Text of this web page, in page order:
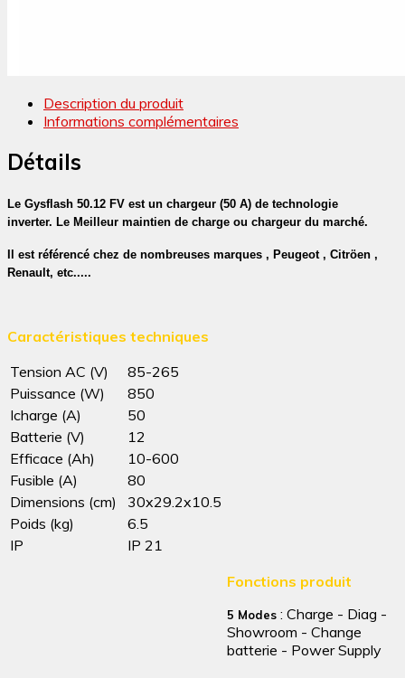
Description du produit
Informations complémentaires
Détails
Le Gysflash 50.12 FV est un chargeur (50 A) de technologie
inverter. Le Meilleur maintien de charge ou chargeur du marché.
Il est référencé chez de nombreuses marques , Peugeot , Citröen ,
Renault, etc.....
Caractéristiques techniques
Tension AC (V)
85-265
Puissance (W)
850
Icharge (A)
50
Batterie (V)
12
Efficace (Ah)
10-600
Fusible (A)
80
Dimensions (cm)
30x29.2x10.5
Poids (kg)
6.5
IP
IP 21
Fonctions produit
5 Modes : Charge - Diag -
Showroom - Change
batterie - Power Supply